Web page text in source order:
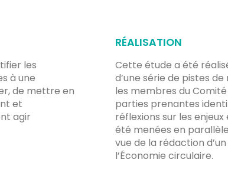
les
à une
de mettre en
et
agir
RÉALISATION
Cette étude a été
d’une série de pistes
les membres du
parties prenantes
réflexions sur les
été menées en
vue de la rédaction
l’Économie circulaire.